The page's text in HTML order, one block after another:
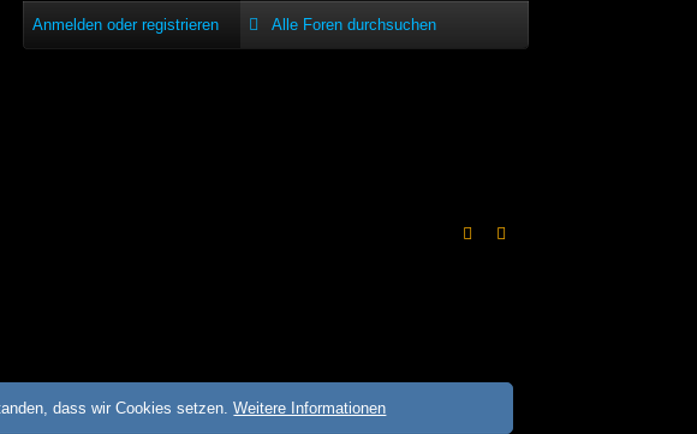
Anmelden oder registrieren
dass wir Cookies setzen.Weitere Informationen